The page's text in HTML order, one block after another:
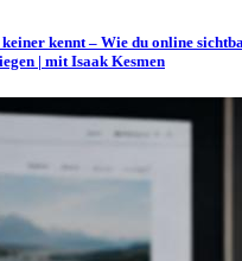
kennt – Wie du online
| mit Isaak Kesmen